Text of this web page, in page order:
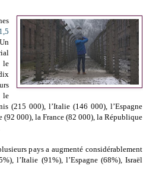
le
(215 000), l’Italie (146 000), l’Espagne
(92 000), la France (82 000), la République
pays a augmenté considérablement
l’Italie (91%), l’Espagne (68%), Israël